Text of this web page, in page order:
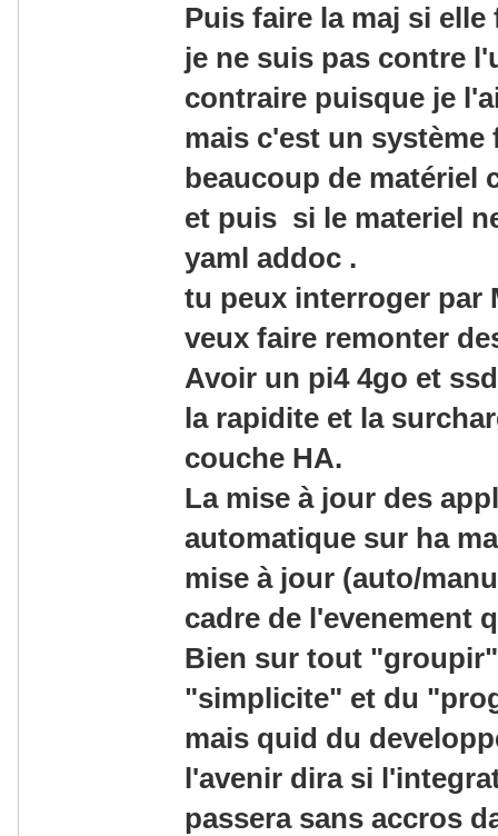
Puis faire la maj si
je ne suis pas contre
contraire puisque je
mais c'est un système
beaucoup de matériel
et puis si le materiel
yaml addoc .
tu peux interroger par
veux faire remonter
Avoir un pi4 4go et
la rapidite et la
couche HA.
La mise à jour des
automatique sur ha
mise à jour (auto/
cadre de l'evenement
Bien sur tout
"simplicite" et du
mais quid du
l'avenir dira si
passera sans accros